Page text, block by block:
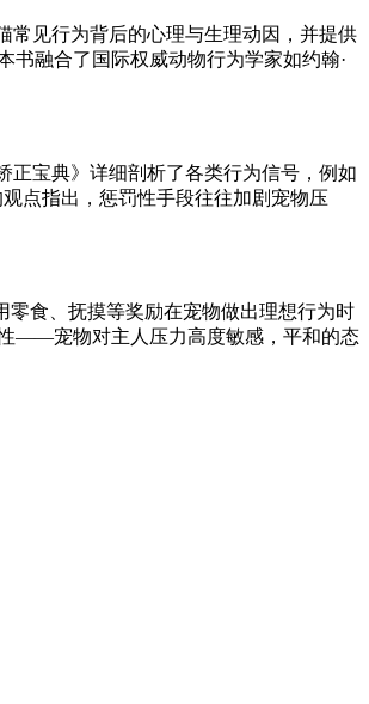
常见行为背后的心理与生理动因，并提供
融合了国际权威动物行为学家如约翰·
正宝典》详细剖析了各类行为信号，例如
点指出，惩罚性手段往往加剧宠物压
零食、抚摸等奖励在宠物做出理想行为时
——宠物对主人压力高度敏感，平和的态